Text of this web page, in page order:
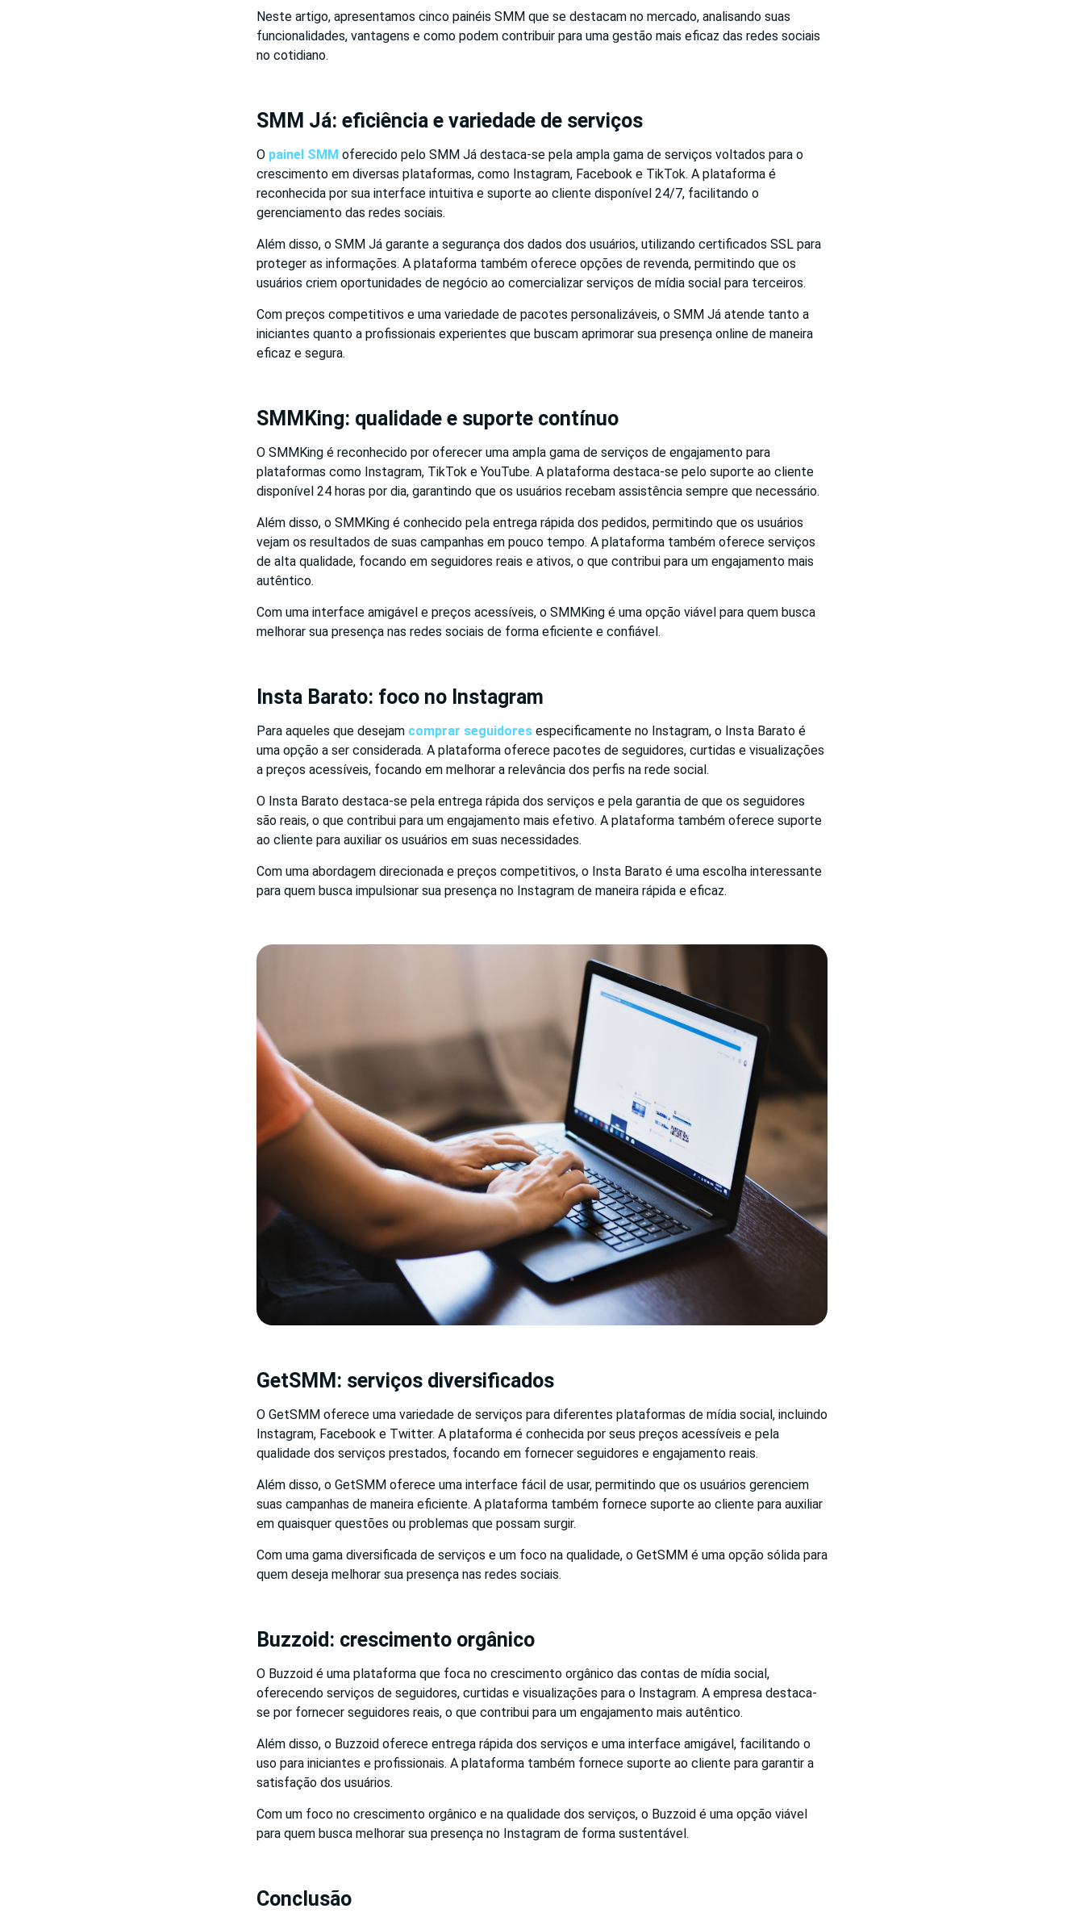
Neste artigo, apresentamos cinco painéis SMM que se destacam no mercado, analisando suas
funcionalidades, vantagens e como podem contribuir para uma gestão mais eficaz das redes sociais
no cotidiano.
SMM Já: eficiência e variedade de serviços
O painel SMM oferecido pelo SMM Já destaca-se pela ampla gama de serviços voltados para o
crescimento em diversas plataformas, como Instagram, Facebook e TikTok. A plataforma é
reconhecida por sua interface intuitiva e suporte ao cliente disponível 24/7, facilitando o
gerenciamento das redes sociais.
Além disso, o SMM Já garante a segurança dos dados dos usuários, utilizando certificados SSL para
proteger as informações. A plataforma também oferece opções de revenda, permitindo que os
usuários criem oportunidades de negócio ao comercializar serviços de mídia social para terceiros.
Com preços competitivos e uma variedade de pacotes personalizáveis, o SMM Já atende tanto a
iniciantes quanto a profissionais experientes que buscam aprimorar sua presença online de maneira
eficaz e segura.
SMMKing: qualidade e suporte contínuo
O SMMKing é reconhecido por oferecer uma ampla gama de serviços de engajamento para
plataformas como Instagram, TikTok e YouTube. A plataforma destaca-se pelo suporte ao cliente
disponível 24 horas por dia, garantindo que os usuários recebam assistência sempre que necessário.
Além disso, o SMMKing é conhecido pela entrega rápida dos pedidos, permitindo que os usuários
vejam os resultados de suas campanhas em pouco tempo. A plataforma também oferece serviços
de alta qualidade, focando em seguidores reais e ativos, o que contribui para um engajamento mais
autêntico.
Com uma interface amigável e preços acessíveis, o SMMKing é uma opção viável para quem busca
melhorar sua presença nas redes sociais de forma eficiente e confiável.
Insta Barato: foco no Instagram
Para aqueles que desejam comprar seguidores especificamente no Instagram, o Insta Barato é
uma opção a ser considerada. A plataforma oferece pacotes de seguidores, curtidas e visualizações
a preços acessíveis, focando em melhorar a relevância dos perfis na rede social.
O Insta Barato destaca-se pela entrega rápida dos serviços e pela garantia de que os seguidores
são reais, o que contribui para um engajamento mais efetivo. A plataforma também oferece suporte
ao cliente para auxiliar os usuários em suas necessidades.
Com uma abordagem direcionada e preços competitivos, o Insta Barato é uma escolha interessante
para quem busca impulsionar sua presença no Instagram de maneira rápida e eficaz.
GetSMM: serviços diversificados
O GetSMM oferece uma variedade de serviços para diferentes plataformas de mídia social, incluindo
Instagram, Facebook e Twitter. A plataforma é conhecida por seus preços acessíveis e pela
qualidade dos serviços prestados, focando em fornecer seguidores e engajamento reais.
Além disso, o GetSMM oferece uma interface fácil de usar, permitindo que os usuários gerenciem
suas campanhas de maneira eficiente. A plataforma também fornece suporte ao cliente para auxiliar
em quaisquer questões ou problemas que possam surgir.
Com uma gama diversificada de serviços e um foco na qualidade, o GetSMM é uma opção sólida para
quem deseja melhorar sua presença nas redes sociais.
Buzzoid: crescimento orgânico
O Buzzoid é uma plataforma que foca no crescimento orgânico das contas de mídia social,
oferecendo serviços de seguidores, curtidas e visualizações para o Instagram. A empresa destaca-
se por fornecer seguidores reais, o que contribui para um engajamento mais autêntico.
Além disso, o Buzzoid oferece entrega rápida dos serviços e uma interface amigável, facilitando o
uso para iniciantes e profissionais. A plataforma também fornece suporte ao cliente para garantir a
satisfação dos usuários.
Com um foco no crescimento orgânico e na qualidade dos serviços, o Buzzoid é uma opção viável
para quem busca melhorar sua presença no Instagram de forma sustentável.
Conclusão